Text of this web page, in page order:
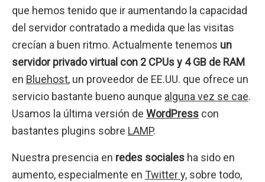
que hemos tenido que ir aumentando la capacidad
del servidor contratado a medida que las visitas
crecían a buen ritmo. Actualmente tenemos un
servidor privado virtual con 2 CPUs y 4 GB de RAM
en Bluehost, un proveedor de EE.UU. que ofrece un
servicio bastante bueno aunque alguna vez se cae.
Usamos la última versión de WordPress con
bastantes plugins sobre LAMP.
Nuestra presencia en redes sociales ha sido en
aumento, especialmente en Twittery, sobre todo,